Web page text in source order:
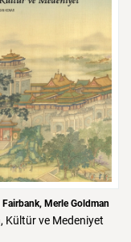
Merle Goldman
Kültürve Medeniyet